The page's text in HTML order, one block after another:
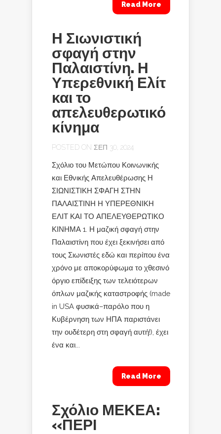
Read More
Η Σιωνιστική
σφαγή στην
Παλαιστίνη. Η
Υπερεθνική Ελίτ
και το
απελευθερωτικό
κίνημα
POSTED ON ΣΕΠ 30, 2024
Σχόλιο του Μετώπου Κοινωνικής
και Εθνικής Απελευθέρωσης Η
ΣΙΩΝΙΣΤΙΚΗ ΣΦΑΓΗ ΣΤΗΝ
ΠΑΛΑΙΣΤΙΝΗ Η ΥΠΕΡΕΘΝΙΚΗ
ΕΛΙΤ ΚΑΙ ΤΟ ΑΠΕΛΕΥΘΕΡΩΤΙΚΟ
ΚΙΝΗΜΑ 1. Η μαζική σφαγή στην
Παλαιστίνη που έχει ξεκινήσει από
τους Σιωνιστές εδώ και περίπου ένα
χρόνο με αποκορύφωμα το χθεσινό
όργιο επίδειξης των τελειότερων
όπλων μαζικής καταστροφής (made
in USA φυσικά–παρόλο που η
Κυβέρνηση των ΗΠΑ παριστάνει
την ουδέτερη στη σφαγή αυτή!), έχει
ένα και...
Read More
Σχόλιο ΜΕΚΕΑ:
«ΠΕΡΙ